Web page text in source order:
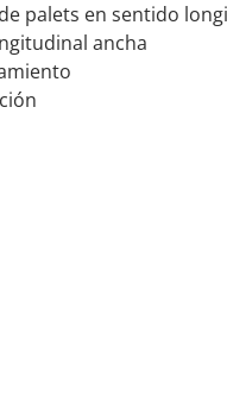
palets en sentido
ancha